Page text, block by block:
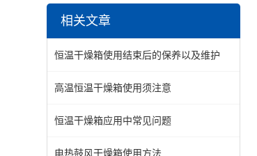
相关文章
恒温干燥箱使用结束后的保养以及维护
高温恒温干燥箱使用须注意
恒温干燥箱应用中常见问题
电热鼓风干燥箱使用方法